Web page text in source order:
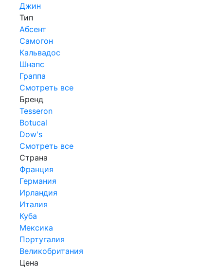
Джин
Тип
Абсент
Самогон
Кальвадос
Шнапс
Граппа
Смотреть все
Бренд
Tesseron
Botucal
Dow's
Смотреть все
Страна
Франция
Германия
Ирландия
Италия
Куба
Мексика
Португалия
Великобритания
Цена